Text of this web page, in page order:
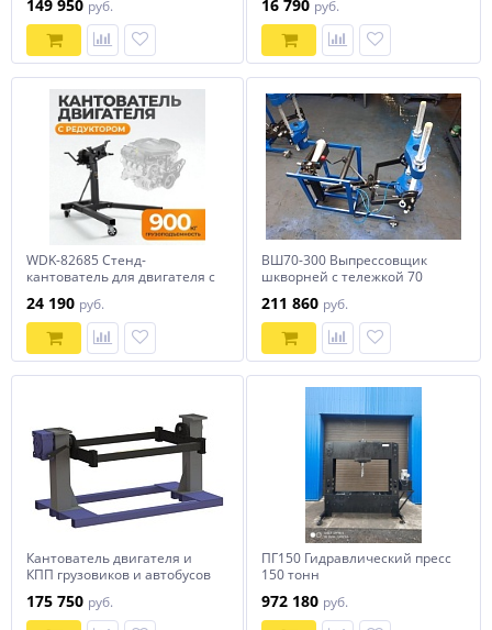
149 950 руб. 16 790 руб.
WDK-82685 Стенд-
кантователь для двигателя с
Wiederkraft
24 190 руб.
ВШ70-300 Выпрессовщик
шкворней с тележкой 70
211 860 руб.
Кантователь двигателя и
КПП грузовиков и автобусов
175 750 руб.
ПГ150 Гидравлический пресс
150 тонн
972 180 руб.